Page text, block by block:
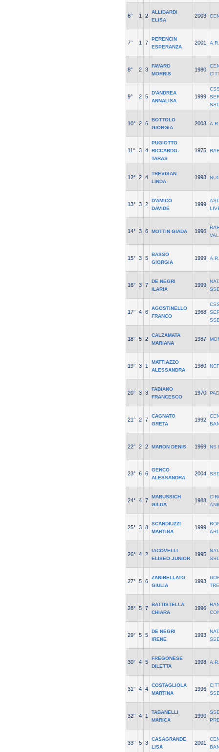
6° 1 2
ALLIBARDI
ELISA
2003
7° 1 7
PERENCIN
ESPERANZA
2001
8° 2 3
FAVARO
MORRIS
1980
9° 2 5
D'ANDREA
ANNALISA
1999
10° 2 6
BOTTOLO
GIORGIA
2003
11° 3 4
PUGIOTTO
RICCARDO-
TARAS
1975
12° 2 4
TREVISAN
LINDA
1993
13° 3 2
D'AMICO
DAVIDE
1999
14° 3 6 MOTTIN GIADA 1996
15° 3 5
BASSO
GIORGIA
1999
16° 3 7
DE NEGRI
ILARIA
1999
17° 4 6
AGOSTINELLO
FRANCO
1968
18° 5 2
CALZAMATA
MARIANA
1987
19° 3 1
MATTIAZZO
ALESSANDRA
1980
20° 3 3
FABIANO
FRANCESCO
1970
21° 2 7
CAGNATO
GRETA
1992
22° 2 2 MARON DENIS 1969 NS
23° 6 6
GENCO
ALESSANDRA
2004
24° 4 7
MARUSSICH
GILDA
1988
25° 3 8
SCANDIUZZI
MARTINA
1999
ARL
26° 4 2
IACOVELLI
ELISEO JUNIOR
1995
27° 5 6
ZANIBELLATO
GIULIA
1993
TRE
28° 5 7
BATTISTELLA
CHIARA
1996
29° 5 5
DE NEGRI
IRENE
1993
30° 4 5
FREGONESE
DILETTA
1998
31° 4 4
COSTAGLIOLA
MARTINA
1996
32° 4 1
TABANELLI
MARICA
1990
33° 5 3
CASAGRANDE
LISA
2001